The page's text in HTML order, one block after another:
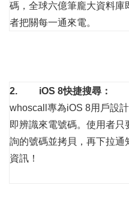
碼，全球六億筆龐大資料庫
者把關每一通來電。
2. iOS 8快捷搜尋：
whoscall專為iOS 8用戶設
即辨識來電號碼。使用者
詢的號碼並拷貝，再下拉
資訊！